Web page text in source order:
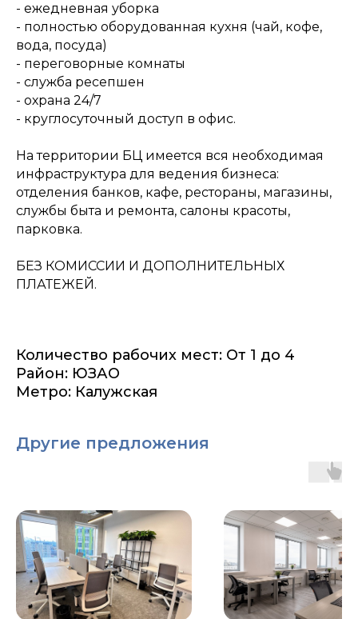
- ежедневная уборка
- полностью оборудованная кухня (чай, кофе,
вода, посуда)
- переговорные комнаты
- служба ресепшен
- охрана 24/7
- круглосуточный доступ в офис.
На территории БЦ имеется вся необходимая
инфраструктура для ведения бизнеса:
отделения банков, кафе, рестораны, магазины,
службы быта и ремонта, салоны красоты,
парковка.
БЕЗ КОМИССИИ И ДОПОЛНИТЕЛЬНЫХ
ПЛАТЕЖЕЙ.
Количество рабочих мест: От 1 до 4
Район: ЮЗАО
Метро: Калужская
Другие предложения
ОСТАВИТЬ ЗАЯВКУ
ПОЗВОНИТЬ СЕЙЧАС
Остались вопросы или хотите
посмотреть офис?
+7 (903) 401 4562